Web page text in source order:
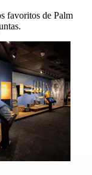
favoritos de Palm